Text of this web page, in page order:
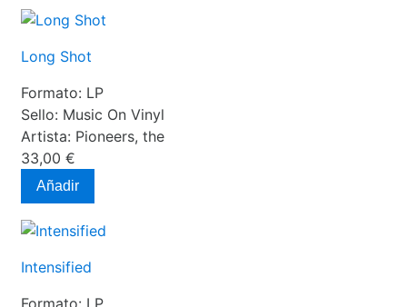
Long Shot
Formato: LP
Sello: Music On Vinyl
Artista: Pioneers, the
33,00 €
Añadir
Intensified
Formato: LP